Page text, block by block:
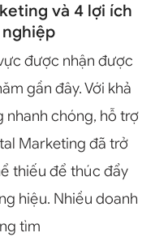
và 4 lợi ích
được nhận được
gần đây. Với khả
nhanh chóng, hỗ trợ
Marketing đã trở
thiếu để thúc đẩy
hiệu. Nhiều doanh
tìm